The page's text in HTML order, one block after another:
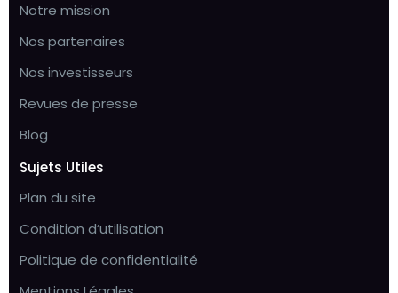
Notre mission
Nos partenaires
Nos investisseurs
Revues de presse
Blog
Sujets Utiles
Plan du site
Condition d’utilisation
Politique de confidentialité